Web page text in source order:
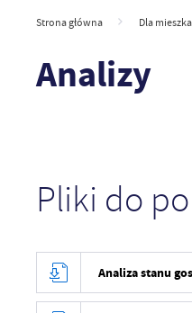
Strona główna Dla
Analizy
Pliki do
Analiza stanu